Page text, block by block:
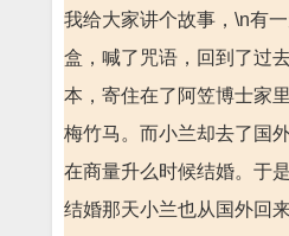
我给大家讲个故事，\n有
盒，喊了咒语，回到了过
本，寄住在了阿笠博士家
梅竹马。而小兰却去了国
在商量升么时候结婚。于
结婚那天小兰也从国外回